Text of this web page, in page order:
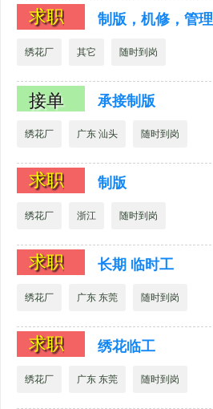
求职 制版，机修，管理
绣花厂 其它 随时到岗
接单 承接制版
绣花厂 广东 汕头 随时到岗
求职 制版
绣花厂 浙江 随时到岗
求职 长期 临时工
绣花厂 广东 东莞 随时到岗
求职 绣花临工
绣花厂 广东 东莞 随时到岗